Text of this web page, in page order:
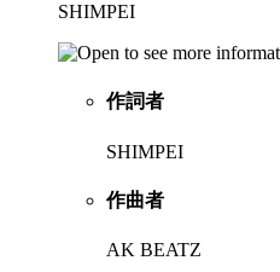
SHIMPEI
作詞者
SHIMPEI
作曲者
AK BEATZ